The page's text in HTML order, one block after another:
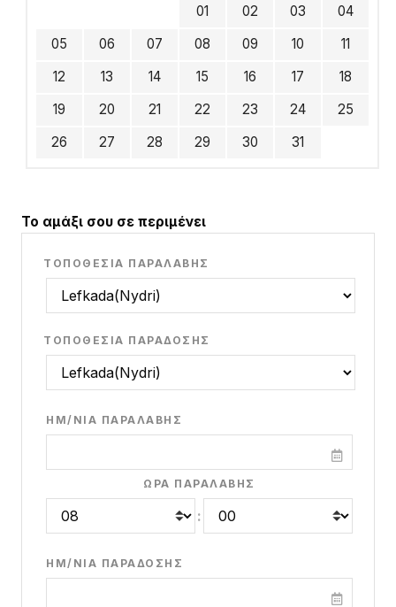
01 02 03
04
05
06 07 08 09 10
11
12
13 14 15 16 17
18
19
20 21 22 23 24
25
26
27 28 29 30 31
Το αμάξι σου σε περιμένει
ΤΟΠΟΘΕΣΊΑ ΠΑΡΑΛΑΒΉΣ
ΤΟΠΟΘΕΣΊΑ ΠΑΡΆΔΟΣΗΣ
ΗΜ/ΝΊΑ ΠΑΡΑΛΑΒΉΣ
ΏΡΑ ΠΑΡΑΛΑΒΉΣ
:
ΗΜ/ΝΊΑ ΠΑΡΆΔΟΣΗΣ